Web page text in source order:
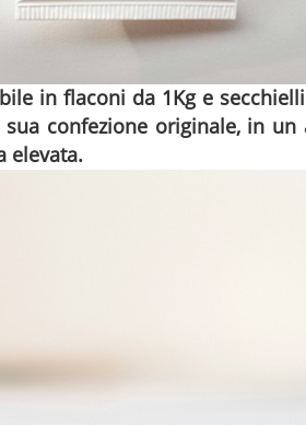
in flaconi da 1Kg e
confezione originale, in
elevata.